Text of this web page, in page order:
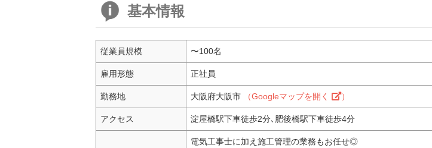
基本情報
従業員規模 〜100名
雇用形態 正社員
勤務地 大阪府大阪市 （Googleマップを開く ）
アクセス 淀屋橋駅下車徒歩2分､肥後橋駅下車徒歩4分
電気工事士に加え施工管理の業務もお任せ◎